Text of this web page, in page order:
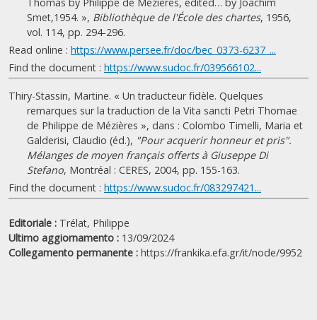
Smet,1954. », Bibliothèque de l'École des chartes, 1956,
vol. 114, pp. 294-296.
Read online : https://www.persee.fr/doc/bec_0373-6237_...
Find the document : https://www.sudoc.fr/039566102...
Thiry-Stassin, Martine. « Un traducteur fidèle. Quelques
remarques sur la traduction de la Vita sancti Petri Thomae
de Philippe de Mézières », dans : Colombo Timelli, Maria et
Galderisi, Claudio (éd.), "Pour acquerir honneur et pris".
Mélanges de moyen français offerts à Giuseppe Di
Stefano, Montréal : CERES, 2004, pp. 155-163.
Find the document : https://www.sudoc.fr/083297421...
Editoriale : Trélat, Philippe
Ultimo aggiornamento : 13/09/2024
Collegamento permanente : https://frankika.efa.gr/it/node/9952